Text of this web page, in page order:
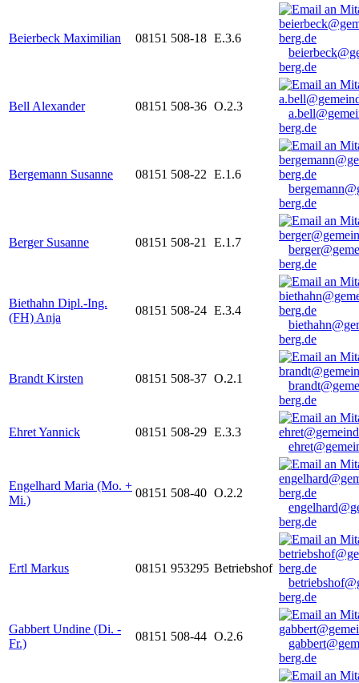
Beierbeck Maximilian 08151 508-18 E.3.6
berg.de
Bell Alexander 08151 508-36 O.2.3
berg.de
Bergemann Susanne 08151 508-22 E.1.6
berg.de
Berger Susanne 08151 508-21 E.1.7
berg.de
Biethahn Dipl.-Ing.
(FH) Anja
08151 508-24 E.3.4
berg.de
Brandt Kirsten 08151 508-37 O.2.1
berg.de
Ehret Yannick 08151 508-29 E.3.3
Engelhard Maria (Mo. +
Mi.)
08151 508-40 O.2.2
berg.de
Ertl Markus 08151 953295 Betriebshof
berg.de
Gabbert Undine (Di. -
Fr.)
08151 508-44 O.2.6
berg.de